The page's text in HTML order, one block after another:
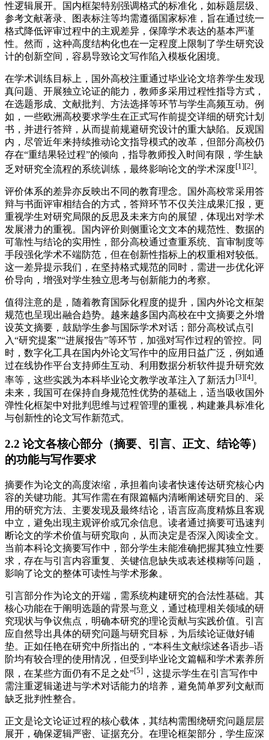
性逻辑展开。国内框架特别强调格式的标准化，如标题层级、
参考文献著录、图表标注等均需遵循国家标准，旨在通过统一
格式降低评审过程中的主观差异，保障学术表达的基本严谨
性。然而，这种高度结构化也在一定程度上限制了学生研究设
计的创新空间，容易导致论文写作陷入模板化困境。
在学术训练目标上，国外高校注重通过毕业论文培养学生发现
真问题、开展独立论证的能力，教师多采用过程性指导方式，
在选题形成、文献批判、方法选择等环节与学生高频互动。例
如，一些欧洲高校要求学生在正式写作前提交详细的研究计划
书，并进行答辩，从而提前规避研究设计的重大缺陷。反观国
内，尽管近年来持续推动论文指导模式的改革，但部分高校仍
存在“重结果轻过程”的倾向，指导教师投入时间有限，学生缺
乏对研究全流程的系统训练，最终影响论文的学术深度[1][2]。
评价体系的差异亦反映出不同的教育理念。国外高校常采用答
辩与书面评审相结合的方式，答辩环节不仅关注成果汇报，更
重视学生对研究局限的反思及未来方向的展望，体现出对学术
发展潜力的重视。国内评价则侧重论文文本的规范性、数据的
可靠性与结论的实用性，部分高校通过查重系统、盲审制度等
手段强化学术不端防范，但在创新性指标上的权重相对较低。
这一差异提示我们，在坚持格式规范的同时，需进一步优化评
价导向，增强对学生独立思考与创新能力的考察。
值得注意的是，随着教育国际化程度的提升，国内外论文框架
规范也呈现出融合趋势。越来越多国内高校在中文摘要之外增
设英文摘要，鼓励学生参与国际学术对话；部分高校试点引
入“研究提案”“进展报告”等环节，加强对写作过程的管控。同
时，数字化工具在国内外论文写作中的应用日益广泛，例如通
过在线协作平台支持师生互动、利用数据分析软件提升研究效
率等，这些实践为本科毕业论文教学改革注入了新活力 [3][4]。
未来，我国可在保持自身规范性优势的基础上，适当吸收国外
弹性化框架中对批判思维与过程管理的重视，构建兼具标准化
与创新性的论文写作新范式。
2.2 论文各核心部分（摘要、引言、正文、结论等）
的功能与写作要求
摘要作为论文的高度浓缩，承担着向读者快速传达研究核心内
容的关键功能。其写作需在有限篇幅内清晰阐述研究目的、采
用的研究方法、主要发现及最终结论，语言应高度精炼且客观
中立，避免出现主观评价或冗余信息。读者通过摘要可迅速判
断论文的学术价值与研究取向，从而决定是否深入阅读全文。
当前本科论文摘要写作中，部分学生未能准确把握其独立性要
求，存在与引言内容重复、关键信息缺失或表述模糊等问题，
影响了论文的整体可读性与学术形象。
引言部分作为论文的开端，需系统构建研究的合法性基础。其
核心功能在于阐明选题的背景与意义，通过梳理相关领域的研
究现状与争议焦点，明确本研究的理论贡献与实践价值。引言
应自然导出具体的研究问题与研究目标，为后续论证做好铺
垫。正如任艳在研究中所指出的，“本科生文献综述各语步–语
阶均有较合理的使用情况，但受到毕业论文篇幅和学术素养所
限，在某些方面仍有不足之处”[5] ，这提示学生在引言写作中
需注重逻辑递进与学术对话能力的培养，避免简单罗列文献而
缺乏批判性整合。
正文是论文论证过程的核心载体，其结构需围绕研究问题层层
展开，确保逻辑严密、证据充分。在理论框架部分，学生应深